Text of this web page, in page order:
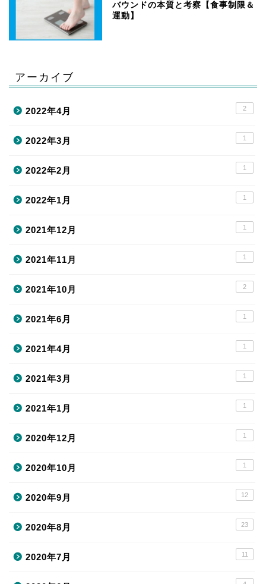
バウンドの本質と考察【食事制限＆
運動】
アーカイブ
2022年4月 2
2022年3月 1
2022年2月 1
2022年1月 1
2021年12月 1
2021年11月 1
2021年10月 2
2021年6月 1
2021年4月 1
2021年3月 1
2021年1月 1
2020年12月 1
2020年10月 1
2020年9月 12
2020年8月 23
2020年7月 11